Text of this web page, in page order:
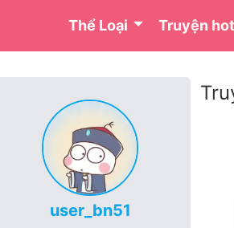
Thể Loại Truyện hot
user_bn51